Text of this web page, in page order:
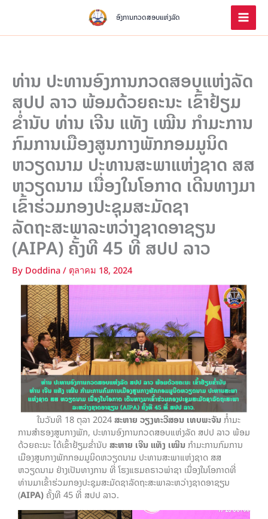
ອົງການກວດສອບແຫ່ງລັດ
ທ່ານ ປະທານອົງການກວດສອບແຫ່ງລັດ
ສປປ ລາວ ພ້ອມດ້ວຍຄະນະ ເຂົ້າຢ້ຽມ
ຂ່ຳນັບ ທ່ານ ເຈີນ ແທັງ ເໝີນ ກຳມະການ
ກົມການເມືອງສູນກາງພັກກອມມູນິດ
ຫວຽດນາມ ປະທານສະພາແຫ່ງຊາດ ສສ
ຫວຽດນາມ ເນື່ອງໃນໂອກາດ ເດີນທາງມາ
ເຂົ້າຮ່ວມກອງປະຊຸມສະມັດຊາ
ລັດຖະສະພາລະຫວ່າງຊາດອາຊຽນ
(AIPA) ຄັ້ງທີ 45 ທີ່ ສປປ ລາວ
By Doddina/ ตุลาคม 18, 2024
ໃນວັນທີ 18 ຕຸລາ 2024ສະຫາຍ ວຽງທະວີສອນ ເທບພະຈັນກໍໍາມະ
ການສໍາຮອງສູນກາງພັກ, ປະທານອົງການກວດສອບແຫ່ງລັດ ສປປ ລາວ ພ້ອມ
ດ້ວຍຄະນະ ໄດ້ເຂົ້າຢ້ຽມຂ່ຳນັບ ສະຫາຍ ເຈີນ ແທັງ ເໝີນກໍາມະການກົມການ
ເມືອງສູນກາງພັກກອມມູນິດຫວຽດນາມ ປະທານສະພາແຫ່ງຊາດ ສສ
ຫວຽດນາມ ຢ່າງເປັນທາງການ ທີ່ ໂຮງແຮມຄຣາວພ່າຊາ ເນື່ອງໃນໂອກາດທີ່
ທ່ານມາເຂົ້າຮ່ວມກອງປະຊຸມສະມັດຊາລັດຖະສະພາລະຫວ່າງຊາດອາຊຽນ
(AIPA) ຄັ້ງທີ 45 ທີ່ ສປປ ລາວ.